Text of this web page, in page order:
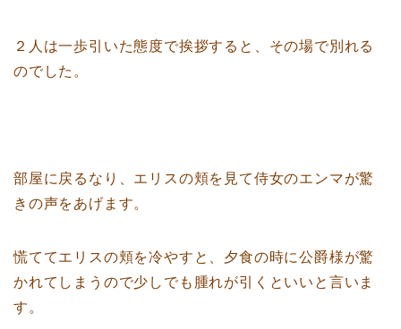
２人は一歩引いた態度で挨拶すると、その場で別れる
のでした。
部屋に戻るなり、エリスの頬を見て侍女のエンマが驚
きの声をあげます。
慌ててエリスの頬を冷やすと、夕食の時に公爵様が驚
かれてしまうので少しでも腫れが引くといいと言いま
す。